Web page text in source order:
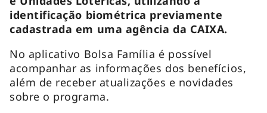
identificação biométrica previamente
cadastrada em uma agência da CAIXA.
No aplicativo Bolsa Família é possível
acompanhar as informações dos benefícios,
além de receber atualizações e novidades
sobre o programa.